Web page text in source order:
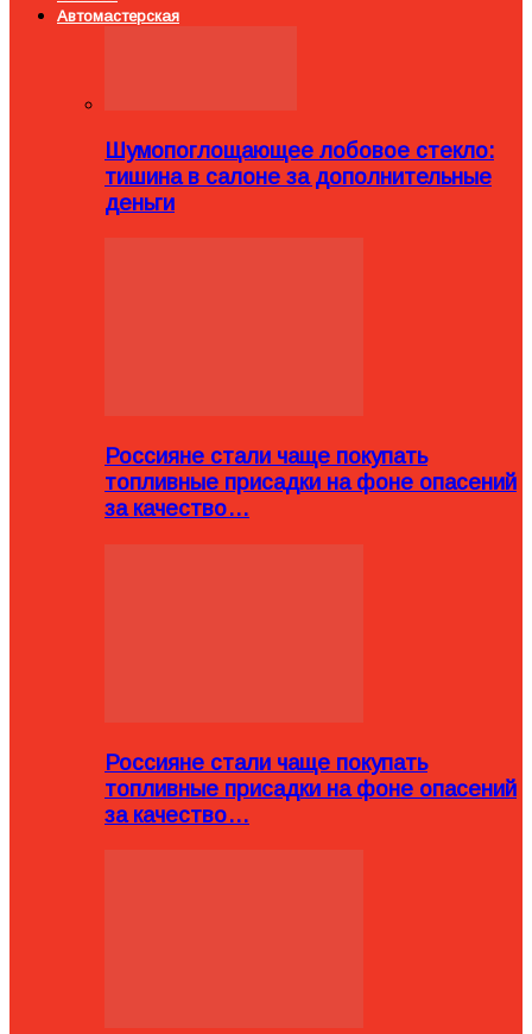
Автомастерская
Шумопоглощающее лобовое стекло:
тишина в салоне за дополнительные
деньги
Россияне стали чаще покупать
топливные присадки на фоне опасений
за качество…
Россияне стали чаще покупать
топливные присадки на фоне опасений
за качество…